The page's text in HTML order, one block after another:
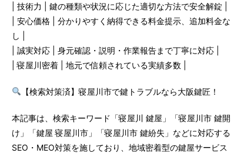
| 技術力 | 鍵の種類や状況に応じた適切な方法で安全解錠 |
| 安心価格 | 分かりやすく納得できる料金提示、追加料金な
し |
| 誠実対応 | 身元確認・説明・作業報告まで丁寧に対応 |
| 寝屋川密着 | 地元で信頼されている実績多数 |
【検索対策済】寝屋川市で鍵トラブルなら大阪鍵匠！
本記事は、検索キーワード「寝屋川 鍵屋」「寝屋川市 鍵開
け」「鍵屋 寝屋川市」「寝屋川市 鍵紛失」などに対応する
SEO・MEO対策を施しており、地域密着型の鍵屋サービス